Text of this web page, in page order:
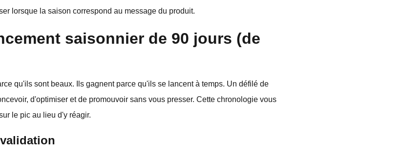
lorsque la saison correspond au message du produit.
saisonnier de 90 jours (de
qu'ils sont beaux. Ils gagnent parce qu'ils se lancent à temps. Un défilé de
d'optimiser et de promouvoir sans vous presser. Cette chronologie vous
le pic au lieu d'y réagir.